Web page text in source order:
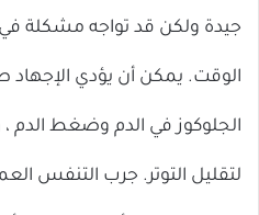
جيدة ولكن قد تواجه مشكلة في
الوقت. يمكن أن يؤدي الإجهاد
الجلوكوز في الدم وضغط الدم
لتقليل التوتر. جرب التنفس